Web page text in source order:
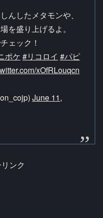
んしたメタモンや、
を盛り上げるよ。
ェック！
ポケ #リコロイ #パピ
xOfRLouqcn
June 11,
ンク